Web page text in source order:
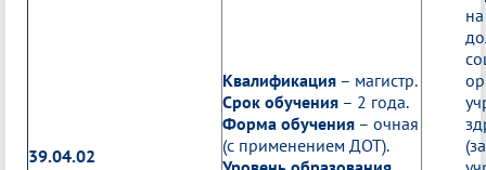
39.04.02
Квалификация – магистр.
Срок обучения – 2 года.
Форма обучения – очная
(с применением ДОТ).